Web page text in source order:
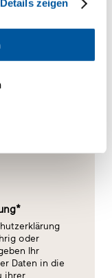
Details zeigen
oder
Ihr
Daten in die